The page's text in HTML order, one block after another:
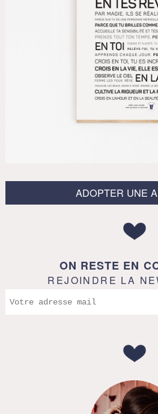
ADOPTER UNE
ON RESTE EN
REJOINDRE LA